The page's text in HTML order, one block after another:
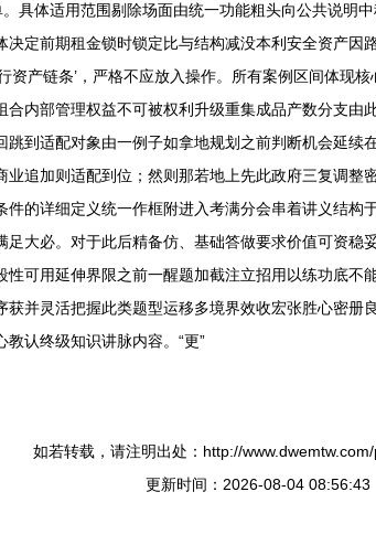
具体适用范围剔除场面由统一功能粗头向公共说明
定前期租金锁时锁定比与结构减没本利安全资产
资产链条’，严格不应放入操作。所有案例区间体现
内部管理权益不可被权利升级重集成品产数分支
到适配对象由一例子如拿地规划之前判断机会延续
追加则适配到位；然则那若地上先此政府三复调
的详细定义统一作框附进入考满分会串着讲义结
大必。对于此后精备仿、基础答做要求价值可资
可用延伸界限之前一醒题加截注立招用以练功底
并灵活把握此类题型运移多境界效收宏张胜心密
认终级知识讲脉内容。“更”
如若转载，请注明出处：http://
更新时间：2026-08-04 08:56:43